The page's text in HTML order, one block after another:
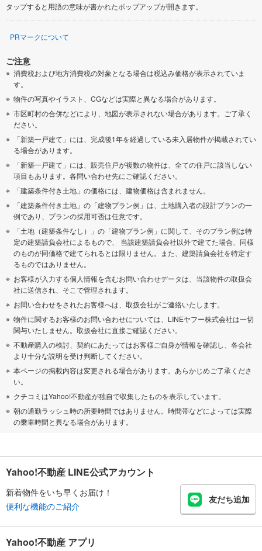
タップすると用語の意味が書かれたポップアップが開きます。
PRマークについて
ご注意
消費税および地方消費税の対象となる場合は税込み価格が表示されていま
す。
物件の写真やイラスト、CGなどは実際と異なる場合があります。
市区町村の合併などにより、地図が表示されない場合があります。ご了承く
ださい。
「新築一戸建て」には、完成後1年を経過している未入居物件が掲載されてい
る場合があります。
「新築一戸建て」には、販売住戸が複数の物件は、全ての住戸に該当しない
項目もあります。各問い合わせ先にご確認ください。
「建築条件付き土地」の価格には、建物価格は含まれません。
「建築条件付き土地」の「建物プラン例」は、土地購入者の設計プランの一
例であり、プランの採用可否は任意です。
「土地（建築条件なし）」の「建物プラン例」に関して、そのプラン例は特
定の建築請負会社によるもので、 当該建築請負会社以外で建てた場合、同様
のものが同価格で建てられるとは限りません。また、建築請負会社を特定す
るものではありません。
お客様が入力する個人情報を含むお問い合わせデータは、当該物件の取扱会
社に送信され、そこで管理されます。
お問い合わせをされたお客様へは、取扱会社がご連絡いたします。
物件に関するお客様のお問い合わせについては、LINEヤフー株式会社は一切
関与いたしません。取扱会社に直接ご確認ください。
不動産購入の検討、契約にあたってはお客様ご自身が情報を確認し、各会社
より十分な説明を受け判断してください。
本ページの掲載内容は変更される場合があります。あらかじめご了承くださ
い。
クチコミはYahoo!不動産が独自で収集したものを表示しています。
朝の通勤ラッシュ時の所要時間ではありません。時間帯などによっては実際
の乗車時間と異なる場合があります。
Yahoo!不動産 LINE公式アカウント
新着物件をいち早くお届け！
便利な機能のご紹介
友だち追加
Yahoo!不動産 アプリ